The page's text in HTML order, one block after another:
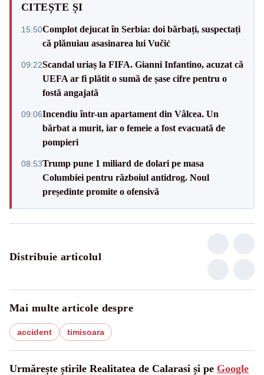
CITEȘTE ȘI
15:50Complot dejucat în Serbia: doi bărbați, suspectați
că plănuiau asasinarea lui Vučić
09:22Scandal uriaș la FIFA. Gianni Infantino, acuzat că
UEFA ar fi plătit o sumă de șase cifre pentru o
fostă angajată
09:06Incendiu într-un apartament din Vâlcea. Un
bărbat a murit, iar o femeie a fost evacuată de
pompieri
08:53Trump pune 1 miliard de dolari pe masa
Columbiei pentru războiul antidrog. Noul
președinte promite o ofensivă
Distribuie articolul
Mai multe articole despre
accident timisoara
Urmărește știrile Realitatea de Calarasi și pe Google